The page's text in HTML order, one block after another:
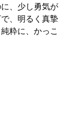
、少し勇気が
、明るく真摯
粋に、かっこ